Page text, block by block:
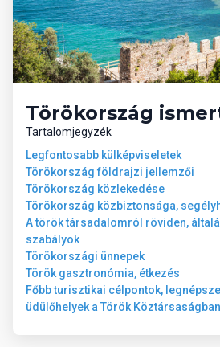
Törökország
Tartalomjegyzék
Legfontosabb külképviseletek
Törökország földrajzi jellemzői
Törökország közlekedése
Törökország közbiztonsága,
A török társadalomról röviden,
szabályok
Törökországi ünnepek
Török gasztronómia, étkezés
Főbb turisztikai célpontok,
üdülőhelyek a Török Köztársaságban